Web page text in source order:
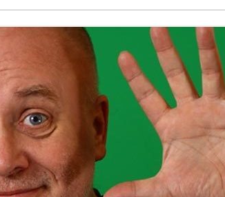
REFERENZEN ERFAHRUNGEN UND
NEWSLETTER
DOWNLOADS
FAQ
DATENSCHUTZ
IMPRESSUM